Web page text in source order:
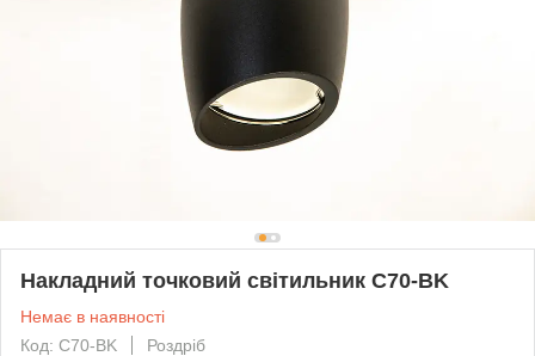
Накладний точковий світильник C70-BK
Немає в наявності
Код: C70-BK
Роздріб